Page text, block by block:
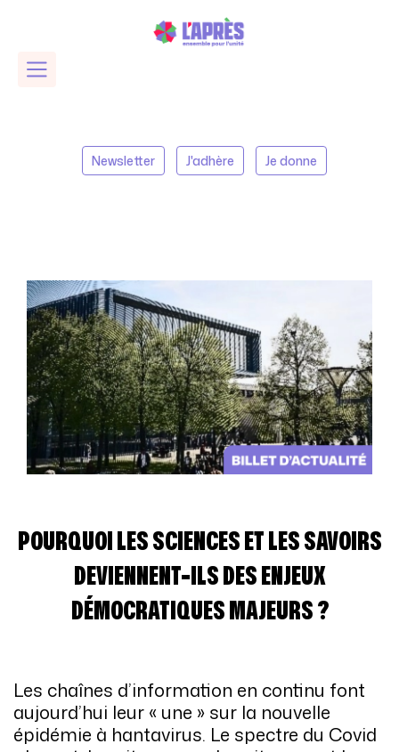
Newsletter J'adhère Je donne
POURQUOI LES SCIENCES ET LES SAVOIRS
DEVIENNENT-ILS DES ENJEUX
DÉMOCRATIQUES MAJEURS ?
Les chaînes d’information en continu font
aujourd’hui leur « une » sur la nouvelle
épidémie à hantavirus. Le spectre du Covid